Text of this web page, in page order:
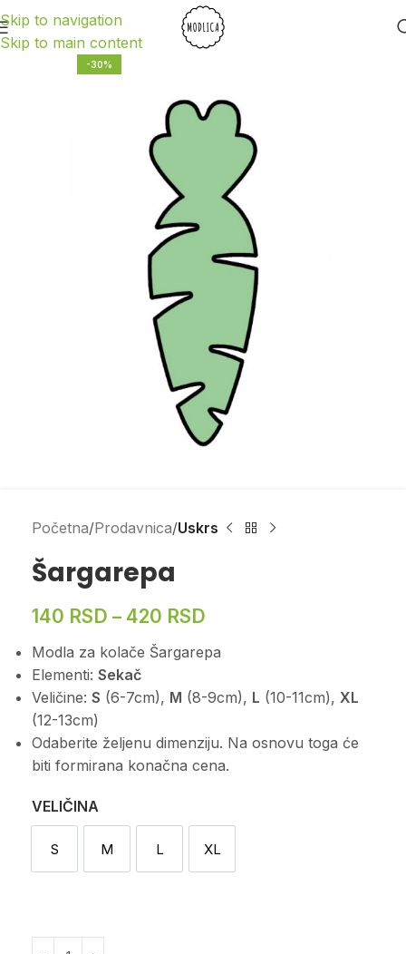
Skip to navigation
Skip to main content
-30%
Početna Prodavnica Uskrs
Šargarepa
140 RSD – 420 RSD
Modla za kolače Šargarepa
Elementi: Sekač
Veličine: S (6-7cm), M (8-9cm), L (10-11cm), XL
(12-13cm)
Odaberite željenu dimenziju. Na osnovu toga će
biti formirana konačna cena.
VELIČINA
S
S M
M L
L XL
XL